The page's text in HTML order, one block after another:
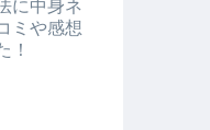
に中身ネ
ミや感想
！